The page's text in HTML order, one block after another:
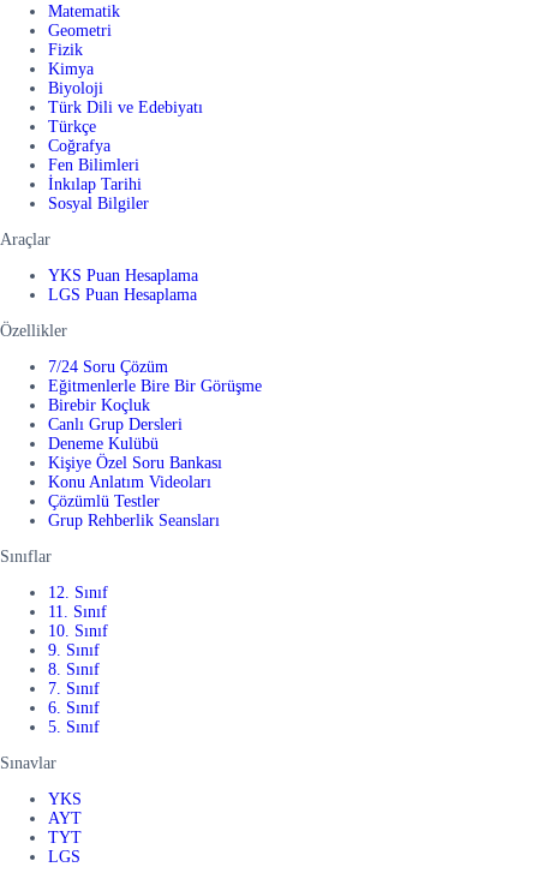
Matematik
Geometri
Fizik
Kimya
Biyoloji
Türk Dili ve Edebiyatı
Türkçe
Coğrafya
Fen Bilimleri
İnkılap Tarihi
Sosyal Bilgiler
Araçlar
YKS Puan Hesaplama
LGS Puan Hesaplama
Özellikler
7/24 Soru Çözüm
Eğitmenlerle Bire Bir Görüşme
Birebir Koçluk
Canlı Grup Dersleri
Deneme Kulübü
Kişiye Özel Soru Bankası
Konu Anlatım Videoları
Çözümlü Testler
Grup Rehberlik Seansları
Sınıflar
12. Sınıf
11. Sınıf
10. Sınıf
9. Sınıf
8. Sınıf
7. Sınıf
6. Sınıf
5. Sınıf
Sınavlar
YKS
AYT
TYT
LGS